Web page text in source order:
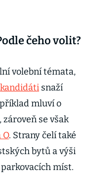
čeho volit?
volební témata,
kandidáti snaží
mluví o
, zároveň se však
O. Strany čelí také
bytů a výši
míst.